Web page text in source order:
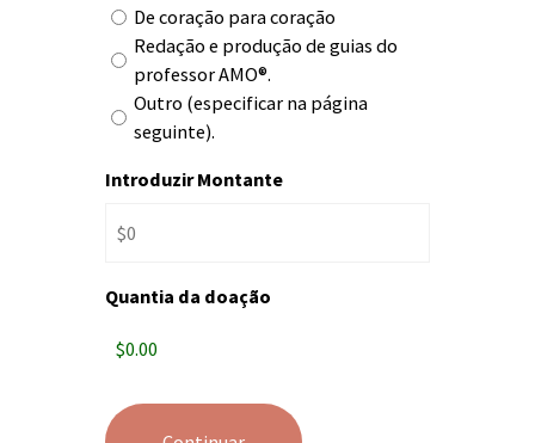
De coração para coração
Redação e produção de guias do
professor AMO®.
Outro (especificar na página
seguinte).
Introduzir Montante
Quantia da doação